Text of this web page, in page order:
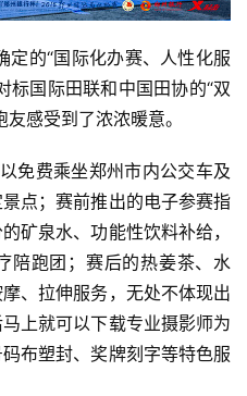
的“国际化办赛、人性化服
标国际田联和中国田协的“双
感受到了浓浓暖意。
费乘坐郑州市内公交车及
点；赛前推出的电子参赛指
矿泉水、功能性饮料补给，
陪跑团；赛后的热姜茶、水
、拉伸服务，无处不体现出
上就可以下载专业摄影师为
布塑封、奖牌刻字等特色服